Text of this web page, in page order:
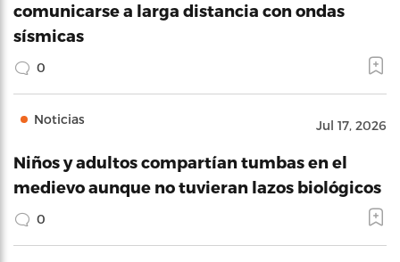
comunicarse a larga distancia con ondas
sísmicas
0
Noticias Jul 17, 2026
Niños y adultos compartían tumbas en el
medievo aunque no tuvieran lazos biológicos
0